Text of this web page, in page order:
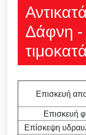
Δάφνη -
Επισκευή
Επισκευή
Επίσκεψη